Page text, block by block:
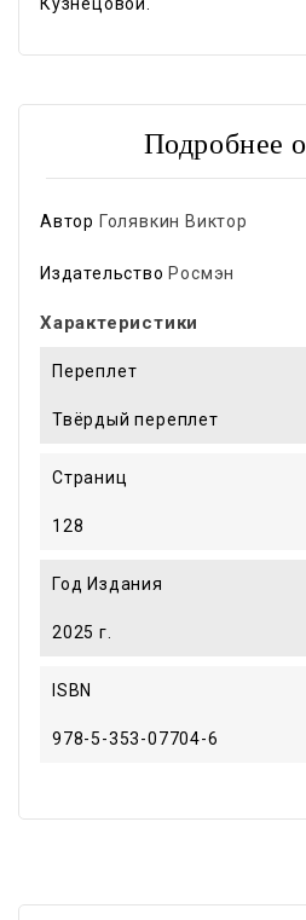
Подробнее
Автор Голявкин Виктор
Издательство Росмэн
Характеристики
Переплет
Твёрдый переплет
Страниц
128
Год Издания
2025 г.
ISBN
978-5-353-07704-6